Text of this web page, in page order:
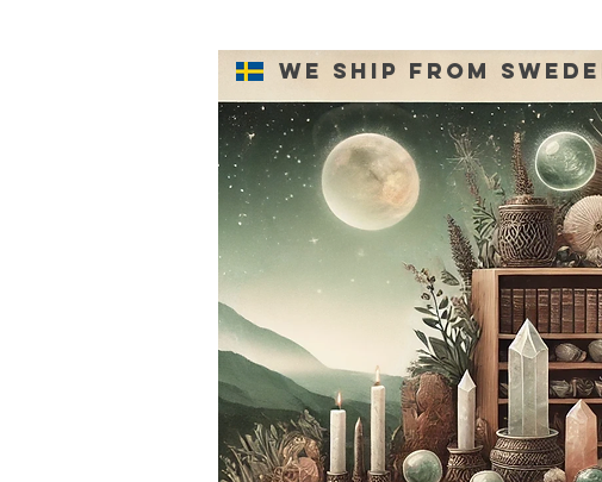
We ship from